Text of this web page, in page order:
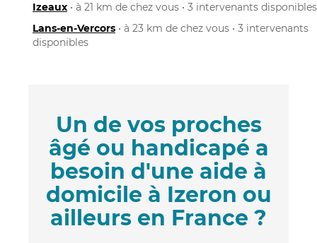
Izeaux • à 21 km de chez vous • 3 intervenants disponibles
Lans-en-Vercors • à 23 km de chez vous • 3 intervenants
disponibles
Un de vos proches
âgé ou handicapé a
besoin d'une aide à
domicile à Izeron ou
ailleurs en France ?